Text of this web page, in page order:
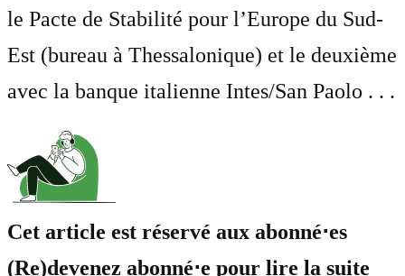
le Pacte de Stabilité pour l’Europe du Sud-
Est (bureau à Thessalonique) et le deuxième
avec la banque italienne Intes/San Paolo . . .
Cet article est réservé aux abonné⋅es
(Re)devenez abonné⋅e pour lire la suite